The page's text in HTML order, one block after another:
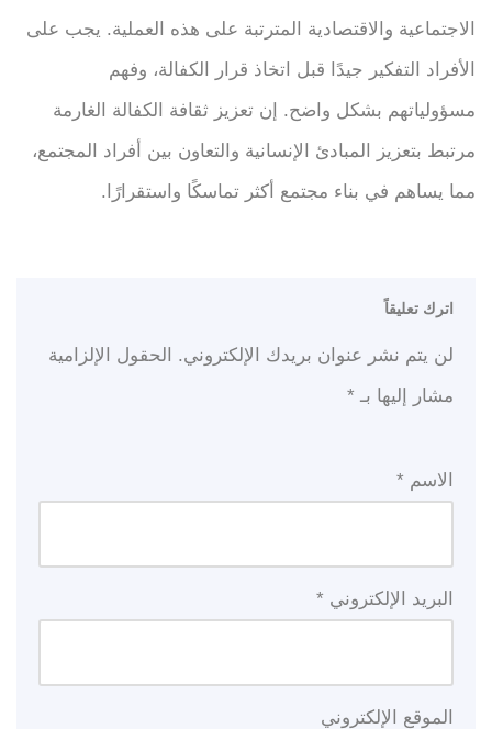
الاجتماعية والاقتصادية المترتبة على هذه العملية. يجب على
الأفراد التفكير جيدًا قبل اتخاذ قرار الكفالة، وفهم
مسؤولياتهم بشكل واضح. إن تعزيز ثقافة الكفالة الغارمة
مرتبط بتعزيز المبادئ الإنسانية والتعاون بين أفراد المجتمع،
مما يساهم في بناء مجتمع أكثر تماسكًا واستقرارًا.
اترك تعليقاً
لن يتم نشر عنوان بريدك الإلكتروني.
الحقول الإلزامية
مشار إليها بـ *
الاسم *
البريد الإلكتروني *
الموقع الإلكتروني